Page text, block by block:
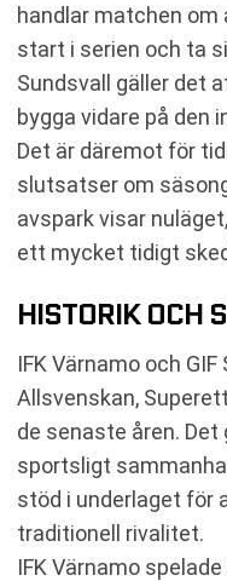
handlar matchen
start i serien och ta
Sundsvall gäller det
bygga vidare på den
Det är däremot för
slutsatser om
avspark visar
ett mycket tidigt
HISTORIK OCH
IFK Värnamo och
Allsvenskan,
de senaste åren.
sportsligt
stöd i underlaget för
traditionell rivalitet.
IFK Värnamo